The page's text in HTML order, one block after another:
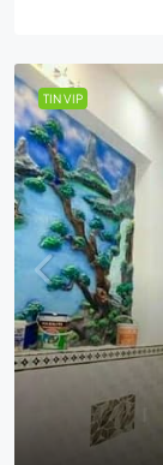
TIN VIP